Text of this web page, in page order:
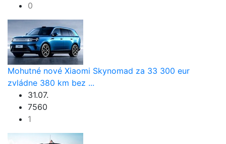
0
Mohutné nové Xiaomi Skynomad za 33 300 eur
zvládne 380 km bez ...
31.07.
7560
1